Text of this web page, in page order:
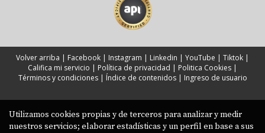
ofrecer?
Pequeños obsequios o adaptaciones específicas durante
positivamente al comprador.
¿Cómo puedo aplicar estos consejos si soy
Volver arriba | Facebook | Instagram | Linkedin | YouTube | Tiktok |
Califica mi servicio | Política de privacidad | Politica Cookies |
Términos y condiciones| Índice de contenidos| Ingreso de usuario
Utilizamos cookies propias y de terceros para analizar y medir
nuestros servicios; elaborar estadísticas y un perfil en base a sus